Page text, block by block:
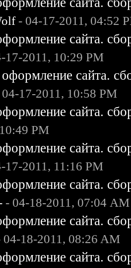
- 04-17-2011, 04:52
сайта.
17-2011, 10:29 PM
сайта.
04-17-2011, 10:58 PM
сайта.
PM
сайта.
17-2011, 11:16 PM
сайта.
- 04-18-2011, 07:04 AM
сайта.
04-18-2011, 08:26 AM
сайта.